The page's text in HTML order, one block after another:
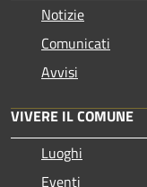
Notizie
Comunicati
Avvisi
VIVERE IL COMUNE
Luoghi
Eventi